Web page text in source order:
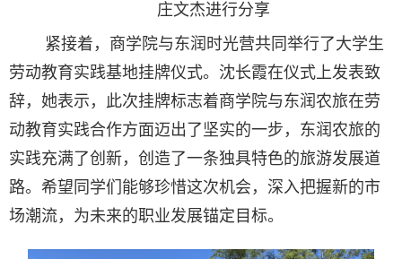
庄文杰进行分享
紧接着，商学院与东润时光营共同举行了大学生
劳动教育实践基地挂牌仪式。沈长霞在仪式上发表致
辞，她表示，此次挂牌标志着商学院与东润农旅在劳
动教育实践合作方面迈出了坚实的一步，东润农旅的
实践充满了创新，创造了一条独具特色的旅游发展道
路。希望同学们能够珍惜这次机会，深入把握新的市
场潮流，为未来的职业发展锚定目标。